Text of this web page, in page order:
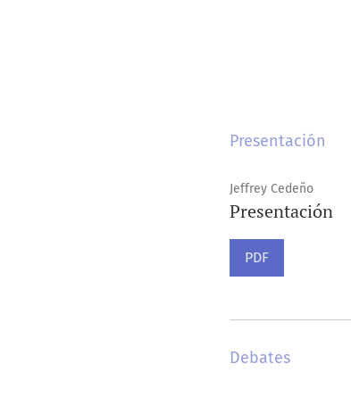
Presentación
Jeffrey Cedeño
Presentación
PDF
Debates